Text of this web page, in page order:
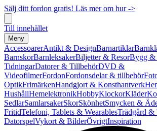
Sälj ditt fordon gratis! Läs mer om hur ->
Till innehållet
Meny
AccessoarerAntikt & DesignBarnartiklar
BarnskorBarnleksakerBiljetter & ResorBygg &
TidningarDatorer & TillbehörDVD &
VideofilmerFordonFordonsdelar & tillbehör
OptikFrimärkenHandgjort & Konsthantverk
HushållHemelektronikHobbyKlockorKläder
SedlarSamlarsakerSkorSkönhetSmycken &
FritidTelefoni, Tablets & WearablesTrädgård &
DatorspelVykort & BilderÖvrigtInspiration